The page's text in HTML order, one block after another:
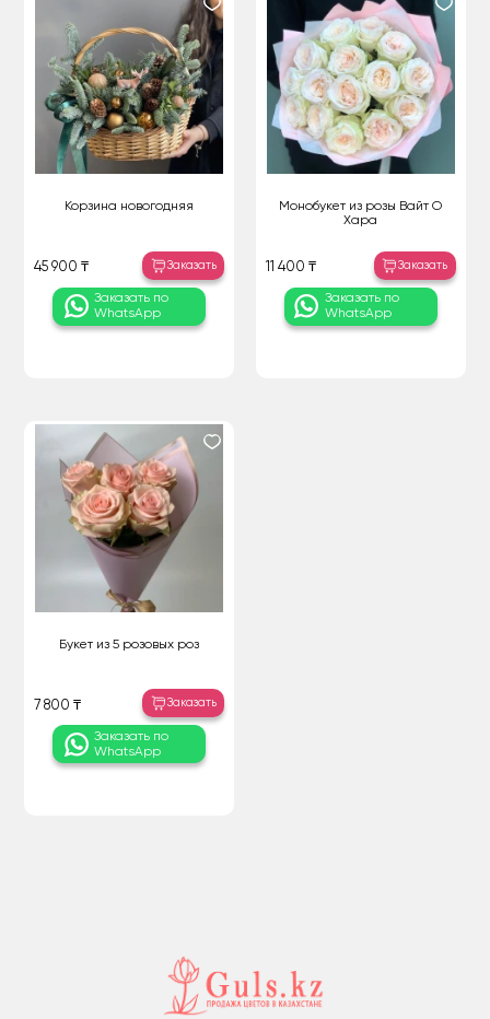
Корзина новогодняя
45 900 ₸ Заказать
Заказать по
WhatsApp
Монобукет из розы Вайт О
Хара
11 400 ₸ Заказать
Заказать по
WhatsApp
Букет из 5 розовых роз
7 800 ₸ Заказать
Заказать по
WhatsApp